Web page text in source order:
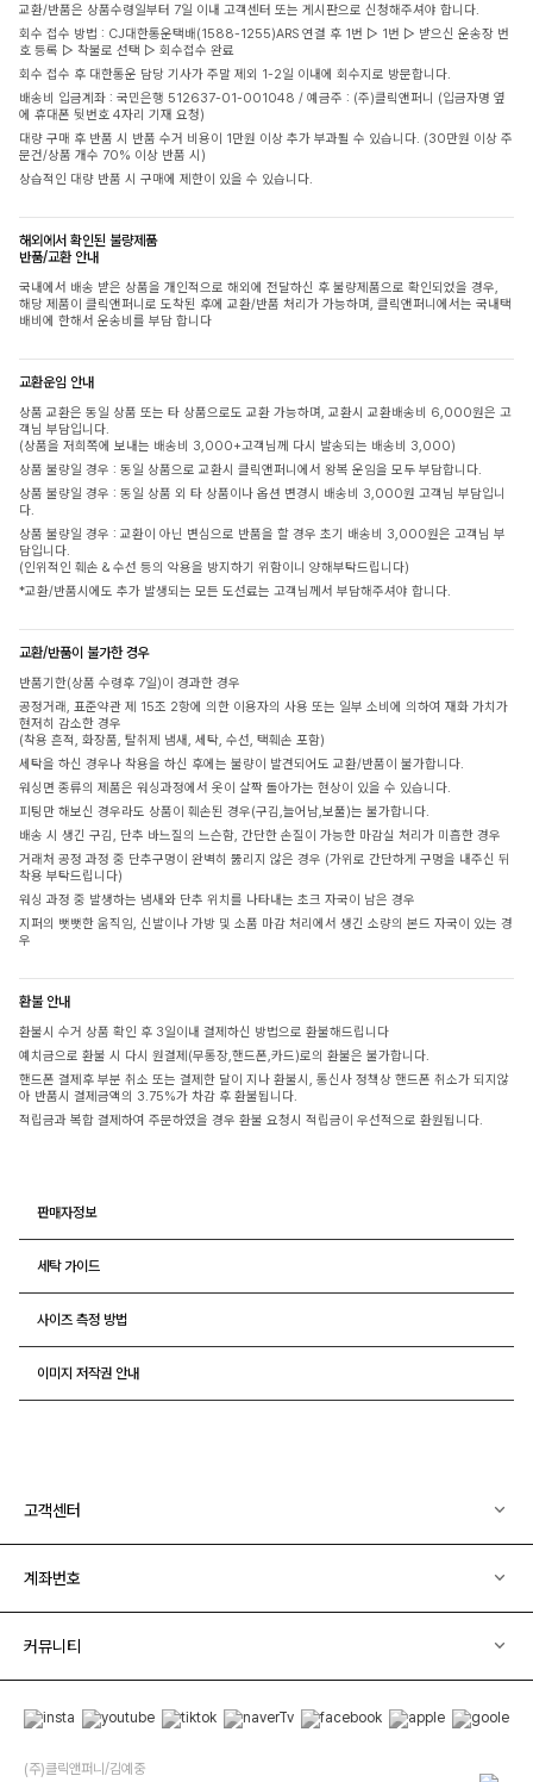
교환/반품은 상품수령일부터 7일 이내 고객센터 또는 게시판으로 신청해주셔야 합니다.
회수 접수 방법 : CJ대한통운택배(1588-1255)ARS 연결 후 1번 ▷ 1번 ▷ 받으신 운송장 번
호 등록 ▷ 착불로 선택 ▷ 회수접수 완료
회수 접수 후 대한통운 담당 기사가 주말 제외 1-2일 이내에 회수지로 방문합니다.
배송비 입금계좌 : 국민은행 512637-01-001048 / 예금주 : (주)클릭앤퍼니 (입금자명 옆
에 휴대폰 뒷번호 4자리 기재 요청)
대량 구매 후 반품 시 반품 수거 비용이 1만원 이상 추가 부과될 수 있습니다. (30만원 이상 주
문건/상품 개수 70% 이상 반품 시)
상습적인 대량 반품 시 구매에 제한이 있을 수 있습니다.
해외에서 확인된 불량제품
반품/교환 안내
국내에서 배송 받은 상품을 개인적으로 해외에 전달하신 후 불량제품으로 확인되었을 경우,
해당 제품이 클릭앤퍼니로 도착된 후에 교환/반품 처리가 가능하며, 클릭앤퍼니에서는 국내택
배비에 한해서 운송비를 부담 합니다
교환운임 안내
상품 교환은 동일 상품 또는 타 상품으로도 교환 가능하며, 교환시 교환배송비 6,000원은 고
객님 부담입니다.
(상품을 저희쪽에 보내는 배송비 3,000+고객님께 다시 발송되는 배송비 3,000)
상품 불량일 경우 : 동일 상품으로 교환시 클릭앤퍼니에서 왕복 운임을 모두 부담합니다.
상품 불량일 경우 : 동일 상품 외 타 상품이나 옵션 변경시 배송비 3,000원 고객님 부담입니
다.
상품 불량일 경우 : 교환이 아닌 변심으로 반품을 할 경우 초기 배송비 3,000원은 고객님 부
담입니다.
(인위적인 훼손 & 수선 등의 악용을 방지하기 위함이니 양해부탁드립니다)
*교환/반품시에도 추가 발생되는 모든 도선료는 고객님께서 부담해주셔야 합니다.
교환/반품이 불가한 경우
반품기한(상품 수령후 7일)이 경과한 경우
공정거래, 표준약관 제 15조 2항에 의한 이용자의 사용 또는 일부 소비에 의하여 재화 가치가
현저히 감소한 경우
(착용 흔적, 화장품, 탈취제 냄새, 세탁, 수선, 택훼손 포함)
세탁을 하신 경우나 착용을 하신 후에는 불량이 발견되어도 교환/반품이 불가합니다.
워싱면 종류의 제품은 워싱과정에서 옷이 살짝 돌아가는 현상이 있을 수 있습니다.
피팅만 해보신 경우라도 상품이 훼손된 경우(구김,늘어남,보풀)는 불가합니다.
배송 시 생긴 구김, 단추 바느질의 느슨함, 간단한 손질이 가능한 마감실 처리가 미흡한 경우
거래처 공정 과정 중 단추구멍이 완벽히 뚫리지 않은 경우 (가위로 간단하게 구멍을 내주신 뒤
착용 부탁드립니다)
워싱 과정 중 발생하는 냄새와 단추 위치를 나타내는 초크 자국이 남은 경우
지퍼의 뻣뻣한 움직임, 신발이나 가방 및 소품 마감 처리에서 생긴 소량의 본드 자국이 있는 경
우
환불 안내
환불시 수거 상품 확인 후 3일이내 결제하신 방법으로 환불해드립니다
예치금으로 환불 시 다시 원결제(무통장,핸드폰,카드)로의 환불은 불가합니다.
핸드폰 결제후 부분 취소 또는 결제한 달이 지나 환불시, 통신사 정책상 핸드폰 취소가 되지않
아 반품시 결제금액의 3.75%가 차감 후 환불됩니다.
적립금과 복합 결제하여 주문하였을 경우 환불 요청시 적립금이 우선적으로 환원됩니다.
판매자정보
세탁 가이드
사이즈 측정 방법
이미지 저작권 안내
고객센터
계좌번호
커뮤니티
(주)클릭앤퍼니/김예중